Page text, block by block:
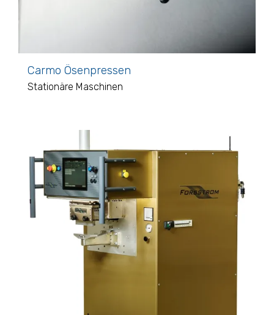
Carmo Ösenpressen
Stationäre Maschinen